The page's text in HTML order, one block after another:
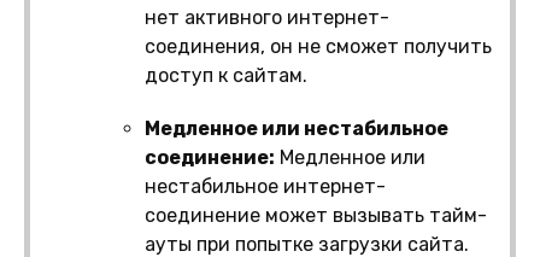
нет активного интернет-
соединения, он не сможет получить
доступ к сайтам.
Медленное или нестабильное
соединение: Медленное или
нестабильное интернет-
соединение может вызывать тайм-
ауты при попытке загрузки сайта.